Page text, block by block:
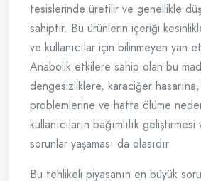
tesislerinde üretilir ve genellikle
sahiptir. Bu ürünlerin içeriği
ve kullanıcılar için bilinmeyen yan
Anabolik etkilere sahip olan bu
dengesizliklere, karaciğer
problemlerine ve hatta ölüme
kullanıcıların bağımlılık
sorunlar yaşaması da olasıdır.
Bu tehlikeli piyasanın en büyük